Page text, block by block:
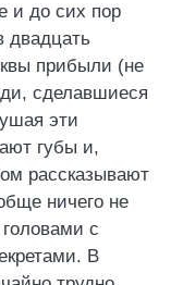
и до сих пор
двадцать
прибыли (не
сделавшиеся
эти
губы и,
рассказывают
ничего не
с
В